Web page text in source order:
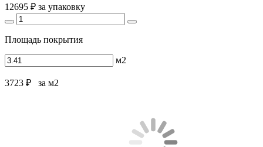
12695 ₽ за упаковку
Площадь покрытия
м2
3723 ₽ за м2